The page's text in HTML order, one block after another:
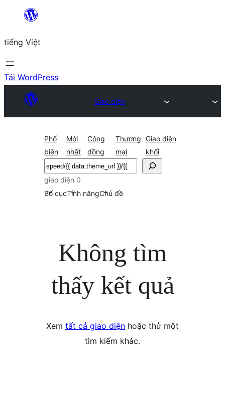
Chuyển
phần
nội
dung
tiếng Việt
Tải WordPress
Giao diện
Phổ
biến
Mới
nhất
Cộng
đồng
Thương
mại
Giao diện
khối
Tìm
kiếm
giao diện 0
Bố cụcTính năngChủ đề
Không tìm
thấy kết quả
Xem tất cả giao diện hoặc thử một
tìm kiếm khác.